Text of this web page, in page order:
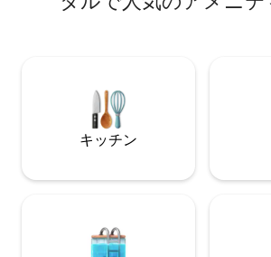
の5 kmの未舗装道路。真のブッシュリビ
キッチン